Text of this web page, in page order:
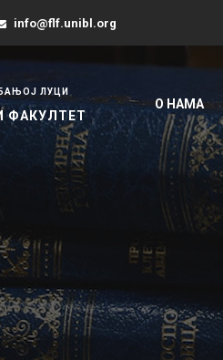
info@flf.unibl.org
ЛУЦИ
ФАКУЛТЕТ
О НАМА